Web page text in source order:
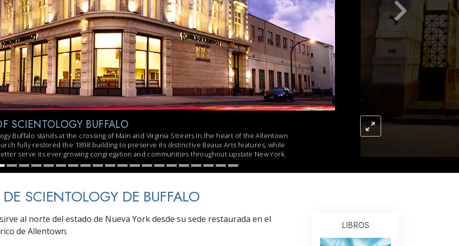
Respuestas a las Drogas
Los Niños
Herramientas para el Entorno Laboral
La Ética y las
Condiciones
La Causa de la Supresión
Los Fundamentos de la Organización
SCIENTOLOGY BUFFALO
Buffalo stands at the crossing of Main and Virginia Streets in the heart of the Allentown
fully restored the 1898 building to preserve its distinctive Beaux Arts features, while
serve its ever-growing congregation and communities throughout upstate New York.
SCIENTOLOGY DE BUFFALO
al norte del estado de Nueva York desde su sede restaurada en el
de Allentown.
LIBROS